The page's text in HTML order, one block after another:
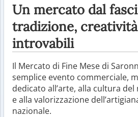
Un mercato dal
tradizione,
introvabili
Il Mercato di Fine Mese di
semplice evento commerciale,
dedicato all’arte, alla cultura
e alla valorizzazione
nazionale.